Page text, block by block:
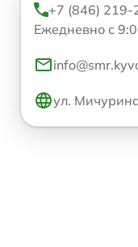
+7 (846) 219-
Ежедневно с
ул.